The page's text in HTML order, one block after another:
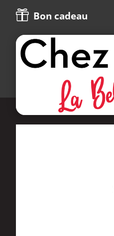
 Bon cadeau